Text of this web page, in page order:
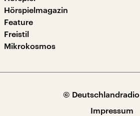
Hörspielmagazin
Feature
Freistil
Mikrokosmos
©
Impressum